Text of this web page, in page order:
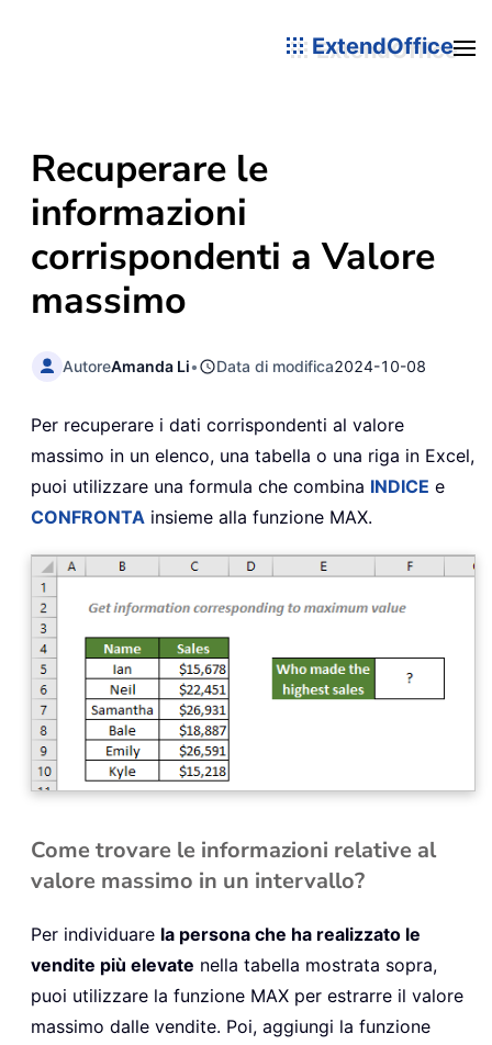
ExtendOffice
Recuperare le
informazioni
corrispondenti a Valore
massimo
AutoreAmanda Li• Data di modifica2024-10-08
Per recuperare i dati corrispondenti al valore
massimo in un elenco, una tabella o una riga in Excel,
puoi utilizzare una formula che combina INDICE e
CONFRONTA insieme alla funzione MAX.
Come trovare le informazioni relative al
valore massimo in un intervallo?
Per individuare la persona che ha realizzato le
vendite più elevate nella tabella mostrata sopra,
puoi utilizzare la funzione MAX per estrarre il valore
massimo dalle vendite. Poi, aggiungi la funzione